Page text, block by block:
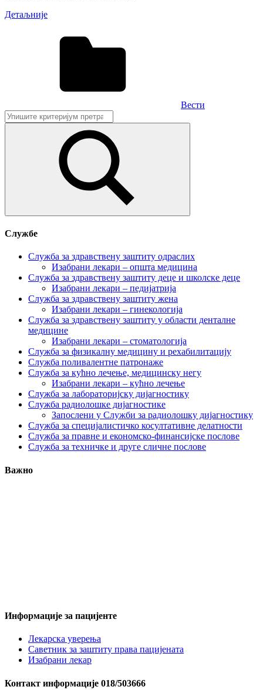
Детаљније
Вести
Претрага:
Претрага:
Службе
Служба за здравствену заштиту одраслих
Изабрани лекари – општа медицина
Служба за здравствену заштиту деце и школске деце
Изабрани лекари – педијатрија
Служба за здравствену заштиту жена
Изабрани лекари – гинекологија
Служба за здравствену заштиту у области денталне
медицине
Изабрани лекари – стоматологија
Служба за физикалну медицину и рехабилитацију
Служба поливалентне патронаже
Служба за кућно лечење, медицинску негу
Изабрани лекари – кућно лечење
Служба за лабораторијску дијагностику
Служба радиолошке дијагностике
Запослени у Служби за радиолошку дијагностику
Служба за специјалистичко косултативне делатности
Служба за правне и економско-финансијске послове
Служба за техничке и друге сличне послове
Важно
Информације за пацијенте
Лекарска уверења
Саветник за заштиту права пацијената
Изабрани лекар
Контакт информације 018/503666